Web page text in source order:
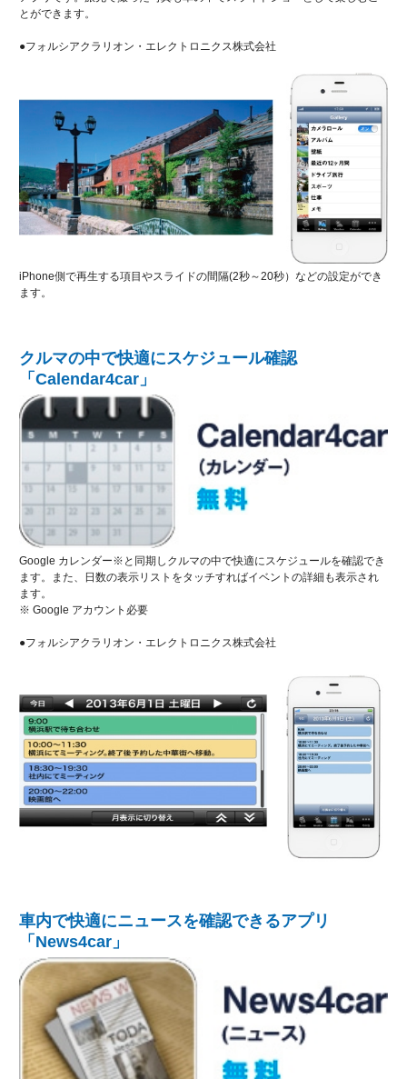
とができます。
●フォルシアクラリオン・エレクトロニクス株式会社
iPhone側で再生する項目やスライドの間隔(2秒～20秒）などの設定ができ
ます。
クルマの中で快適にスケジュール確認
「Calendar4car」
Google カレンダー※と同期しクルマの中で快適にスケジュールを確認でき
ます。また、日数の表示リストをタッチすればイベントの詳細も表示され
ます。
※ Google アカウント必要
●フォルシアクラリオン・エレクトロニクス株式会社
車内で快適にニュースを確認できるアプリ
「News4car」